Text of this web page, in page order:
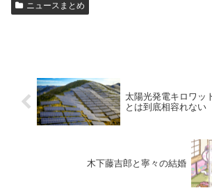
ニュースまとめ
太陽光発電キロワッ
とは到底相容れない
木下藤吉郎と寧々の結婚